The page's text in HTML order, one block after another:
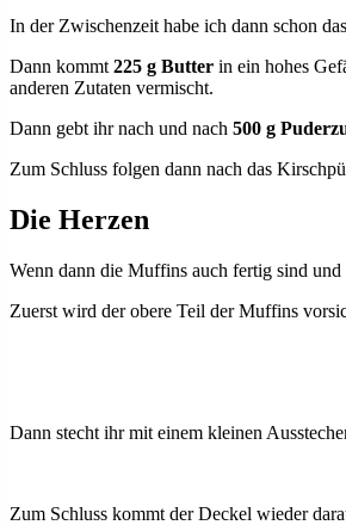
In der Zwischenzeit habe ich dann schon
Dann kommt 225 g Butter in ein hohes
anderen Zutaten vermischt.
Dann gebt ihr nach und nach 500 g
Zum Schluss folgen dann nach das
Die Herzen
Wenn dann die Muffins auch fertig sind
Zuerst wird der obere Teil der Muffins
Dann stecht ihr mit einem kleinen
Zum Schluss kommt der Deckel wieder